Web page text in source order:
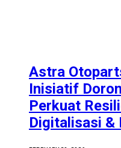
Astra
Inisiatif
Perkuat
Digitalisasi &